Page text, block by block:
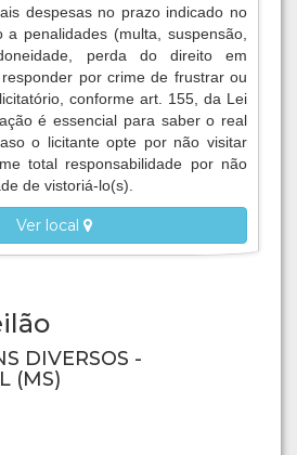
despesas no prazo indicado no
a penalidades (multa, suspensão,
perda do direito em
por crime de frustrar ou
conforme art. 155, da Lei
é essencial para saber o real
o licitante opte por não visitar
total responsabilidade por não
de vistoriá-lo(s).
Ver local
DIVERSOS -
(MS)